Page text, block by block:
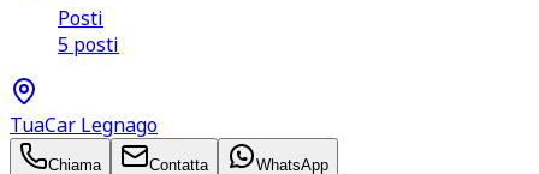
Posti
5 posti
TuaCar Legnago
Chiama Contatta WhatsApp